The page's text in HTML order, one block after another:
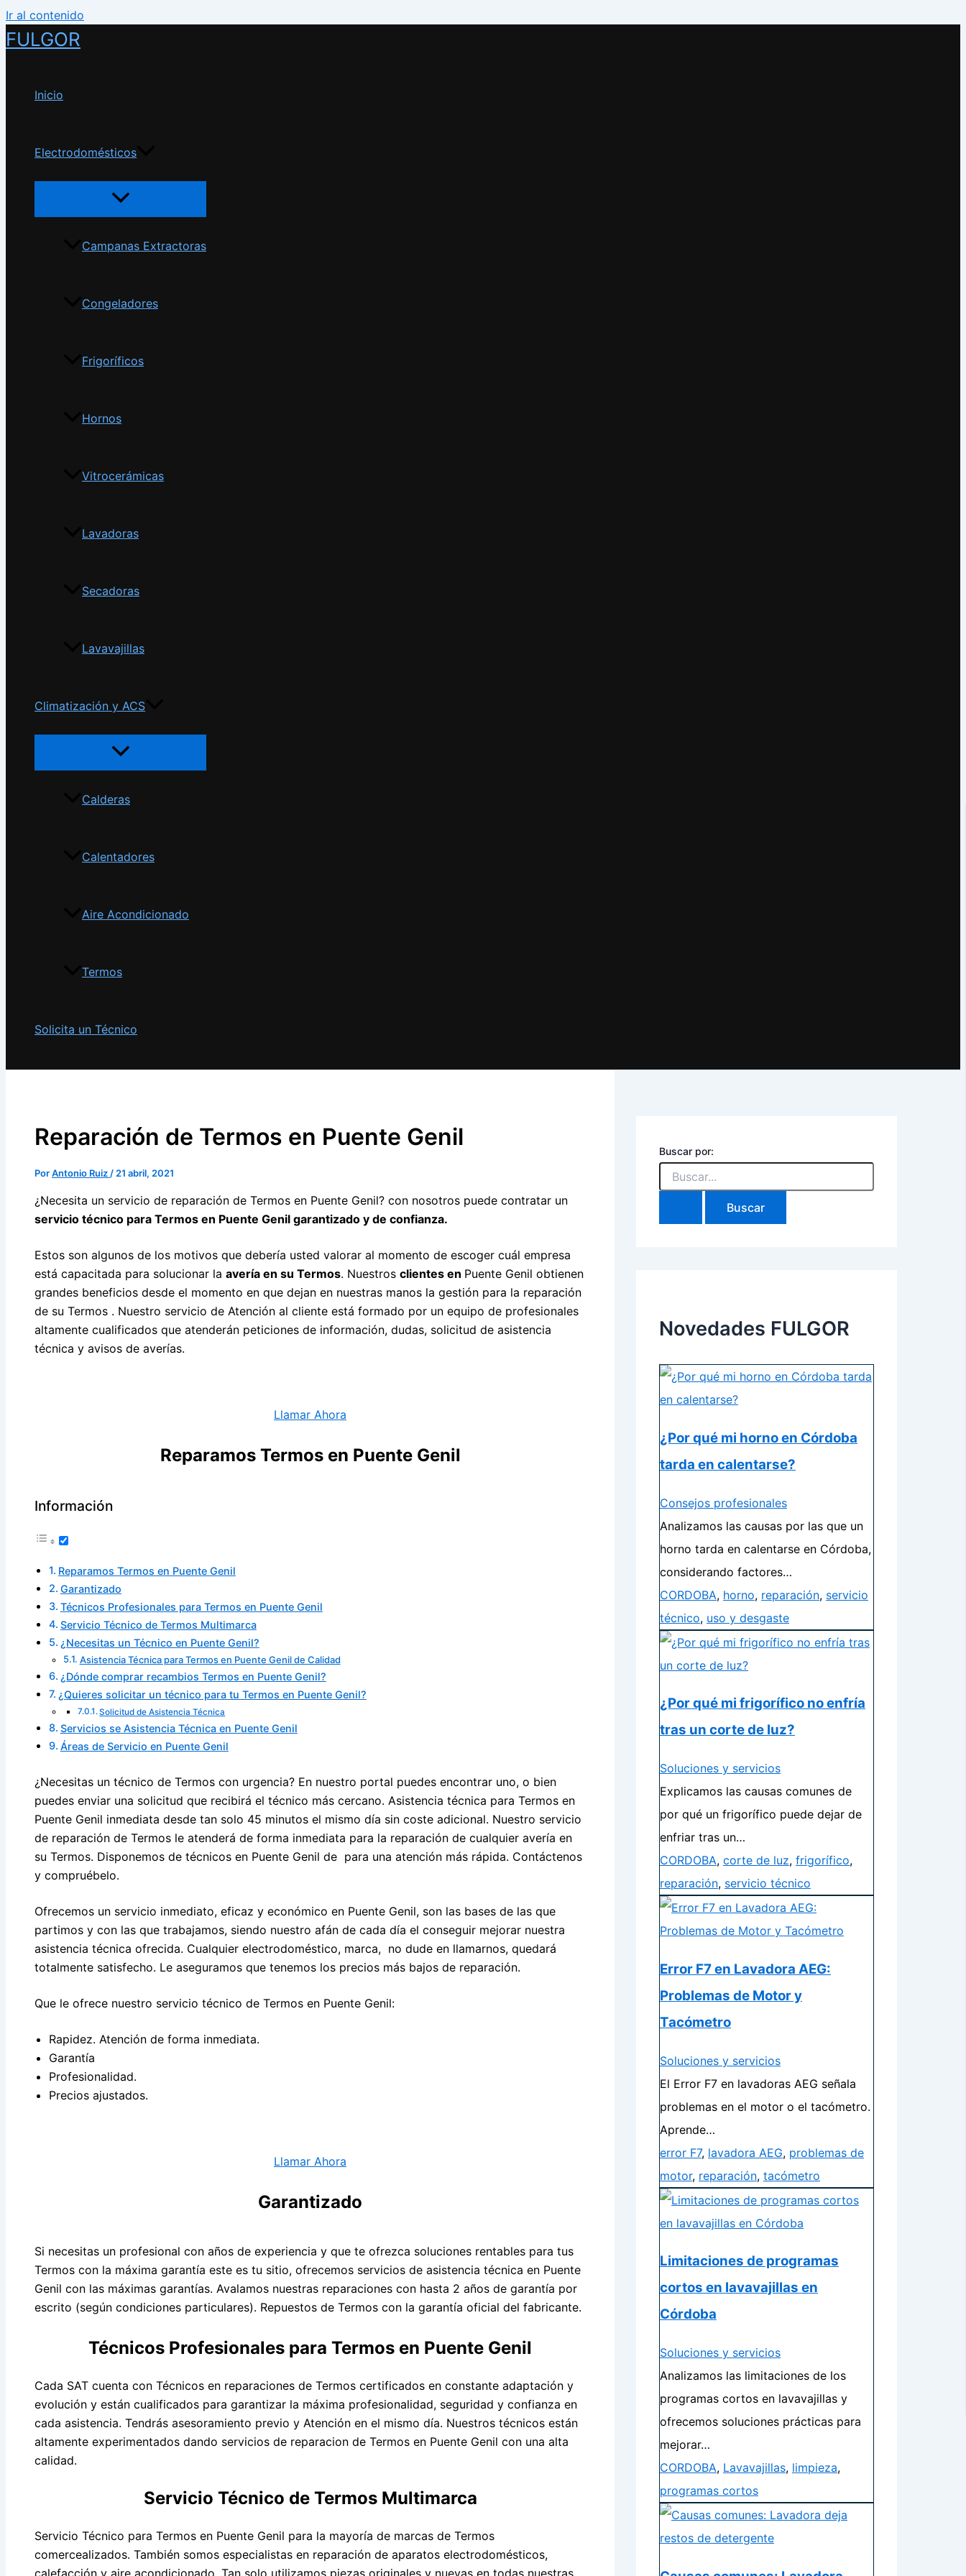
Ir al contenido
FULGOR
Inicio
Electrodomésticos
Campanas Extractoras
Congeladores
Frigoríficos
Hornos
Vitrocerámicas
Lavadoras
Secadoras
Lavavajillas
Climatización y ACS
Calderas
Calentadores
Aire Acondicionado
Termos
Solicita un Técnico
Reparación de Termos en Puente Genil
PorAntonio Ruiz / 21 abril, 2021
¿Necesita un servicio de reparación de Termos en Puente Genil? con nosotros puede contratar un
servicio técnico para Termos en Puente Genil garantizado y de confianza.
Estos son algunos de los motivos que debería usted valorar al momento de escoger cuál empresa
está capacitada para solucionar la avería en su Termos. Nuestros clientes en Puente Genil obtienen
grandes beneficios desde el momento en que dejan en nuestras manos la gestión para la reparación
de su Termos . Nuestro servicio de Atención al cliente está formado por un equipo de profesionales
altamente cualificados que atenderán peticiones de información, dudas, solicitud de asistencia
técnica y avisos de averías.
Llamar Ahora
Reparamos Termos en Puente Genil
Información
Reparamos Termos en Puente Genil
Garantizado
Técnicos Profesionales para Termos en Puente Genil
Servicio Técnico de Termos Multimarca
¿Necesitas un Técnico en Puente Genil?
Asistencia Técnica para Termos en Puente Genil de Calidad
¿Dónde comprar recambios Termos en Puente Genil?
¿Quieres solicitar un técnico para tu Termos en Puente Genil?
Solicitud de Asistencia Técnica
Servicios se Asistencia Técnica en Puente Genil
Áreas de Servicio en Puente Genil
¿Necesitas un técnico de Termos con urgencia? En nuestro portal puedes encontrar uno, o bien
puedes enviar una solicitud que recibirá el técnico más cercano. Asistencia técnica para Termos en
Puente Genil inmediata desde tan solo 45 minutos el mismo día sin coste adicional. Nuestro servicio
de reparación de Termos le atenderá de forma inmediata para la reparación de cualquier avería en
su Termos. Disponemos de técnicos en Puente Genil de para una atención más rápida. Contáctenos
y compruébelo.
Ofrecemos un servicio inmediato, eficaz y económico en Puente Genil, son las bases de las que
partimos y con las que trabajamos, siendo nuestro afán de cada día el conseguir mejorar nuestra
asistencia técnica ofrecida. Cualquier electrodoméstico, marca, no dude en llamarnos, quedará
totalmente satisfecho. Le aseguramos que tenemos los precios más bajos de reparación.
Que le ofrece nuestro servicio técnico de Termos en Puente Genil:
Rapidez. Atención de forma inmediata.
Garantía
Profesionalidad.
Precios ajustados.
Llamar Ahora
Garantizado
Si necesitas un profesional con años de experiencia y que te ofrezca soluciones rentables para tus
Termos con la máxima garantía este es tu sitio, ofrecemos servicios de asistencia técnica en Puente
Genil con las máximas garantías. Avalamos nuestras reparaciones con hasta 2 años de garantía por
escrito (según condiciones particulares). Repuestos de Termos con la garantía oficial del fabricante.
Técnicos Profesionales para Termos en Puente Genil
Cada SAT cuenta con Técnicos en reparaciones de Termos certificados en constante adaptación y
evolución y están cualificados para garantizar la máxima profesionalidad, seguridad y confianza en
cada asistencia. Tendrás asesoramiento previo y Atención en el mismo día. Nuestros técnicos están
altamente experimentados dando servicios de reparacion de Termos en Puente Genil con una alta
calidad.
Servicio Técnico de Termos Multimarca
Servicio Técnico para Termos en Puente Genil para la mayoría de marcas de Termos
comercealizados. También somos especialistas en reparación de aparatos electrodomésticos,
calefacción y aire acondicionado. Tan solo utilizamos piezas originales y nuevas en todas nuestras
Buscar por:
Novedades FULGOR
¿Por qué mi horno en Córdoba
tarda en calentarse?
Consejos profesionales
Analizamos las causas por las que un
horno tarda en calentarse en Córdoba,
considerando factores…
CORDOBA, horno, reparación, servicio
técnico, uso y desgaste
¿Por qué mi frigorífico no enfría
tras un corte de luz?
Soluciones y servicios
Explicamos las causas comunes de
por qué un frigorífico puede dejar de
enfriar tras un…
CORDOBA, corte de luz, frigorífico,
reparación, servicio técnico
Error F7 en Lavadora AEG:
Problemas de Motor y
Tacómetro
Soluciones y servicios
El Error F7 en lavadoras AEG señala
problemas en el motor o el tacómetro.
Aprende…
error F7, lavadora AEG, problemas de
motor, reparación, tacómetro
Limitaciones de programas
cortos en lavavajillas en
Córdoba
Soluciones y servicios
Analizamos las limitaciones de los
programas cortos en lavavajillas y
ofrecemos soluciones prácticas para
mejorar…
CORDOBA, Lavavajillas, limpieza,
programas cortos